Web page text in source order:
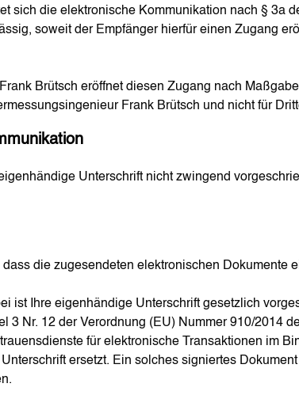
sich die elektronische Kommunikation nach § 3a
soweit der Empfänger hierfür einen Zugang
Brütsch eröffnet diesen Zugang nach
Frank Brütsch und nicht für
Unterschrift nicht zwingend
die zugesendeten elektronischen Dokumente
ist Ihre eigenhändige Unterschrift gesetzlich
3 Nr. 12 der Verordnung (EU) Nummer 910/2014
für elektronische Transaktionen im
ersetzt. Ein solches signiertes